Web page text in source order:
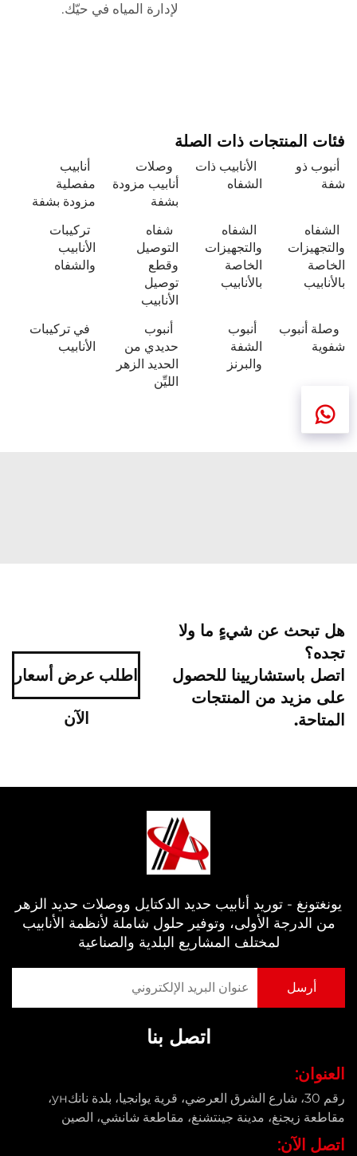
لإدارة المياه في حيّك.
فئات المنتجات ذات الصلة
أنبوب ذو
شفة
الأنابيب ذات
الشفاه
وصلات
أنابيب مزودة
بشفة
أنابيب
مفصلية
مزودة بشفة
الشفاه
والتجهيزات
الخاصة
بالأنابيب
الشفاه
والتجهيزات
الخاصة
بالأنابيب
شفاه
التوصيل
وقطع
توصيل
الأنابيب
تركيبات
الأنابيب
والشفاه
وصلة أنبوب
شفوية
أنبوب
الشفة
والبرنز
أنبوب
حديدي من
الحديد الزهر
الليِّن
في تركيبات
الأنابيب
هل تبحث عن شيءٍ ما ولا
تجده؟
اتصل باستشاريينا للحصول
على مزيد من المنتجات
المتاحة.
اطلب عرض أسعار
الآن
يونغتونغ - توريد أنابيب حديد الدكتايل ووصلات حديد الزهر
من الدرجة الأولى، وتوفير حلول شاملة لأنظمة الأنابيب
لمختلف المشاريع البلدية والصناعية
اتصل بنا
العنوان:
رقم 30، شارع الشرق العرضي، قرية يوانجيا، بلدة نانكун،
مقاطعة زيجنغ، مدينة جينتشنغ، مقاطعة شانشي، الصين
اتصل الآن: